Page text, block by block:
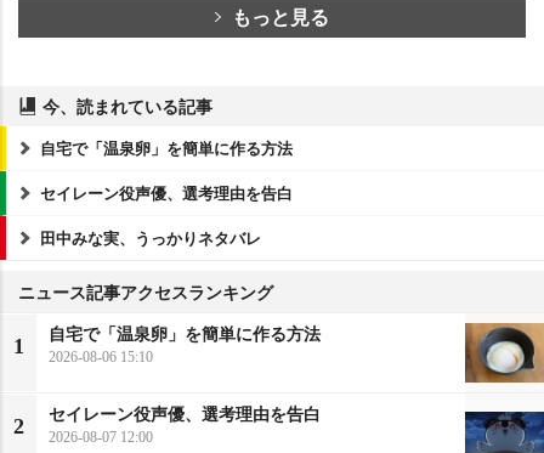
もっと見る
今、読まれている記事
自宅で「温泉卵」を簡単に作る方法
セイレーン役声優、選考理由を告白
田中みな実、うっかりネタバレ
ニュース記事アクセスランキング
1
自宅で「温泉卵」を簡単に作る方法
2026-08-06 15:10
2
セイレーン役声優、選考理由を告白
2026-08-07 12:00